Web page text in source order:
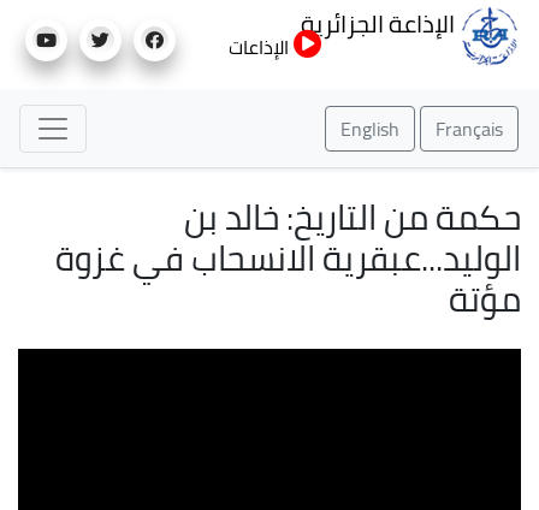
إلى
الإذاعة الجزائرية
الإذاعات
Français
English
حكمة من التاريخ: خالد بن
الوليد...عبقرية الانسحاب في غزوة
مؤتة